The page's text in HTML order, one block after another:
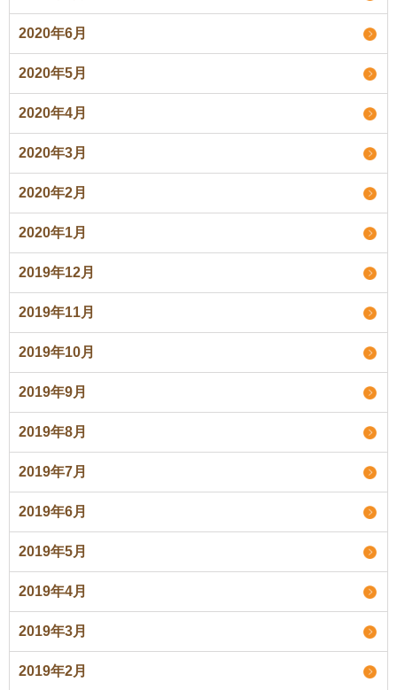
2020年6月
2020年5月
2020年4月
2020年3月
2020年2月
2020年1月
2019年12月
2019年11月
2019年10月
2019年9月
2019年8月
2019年7月
2019年6月
2019年5月
2019年4月
2019年3月
2019年2月